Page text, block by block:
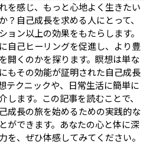
を感じ、もっと心地よく生きたい
？自己成長を求める人にとって、
ョン以上の効果をもたらします。
自己ヒーリングを促進し、より豊
開くのかを探ります。瞑想は単な
もその効能が証明された自己成長
テクニックや、日常生活に簡単に
ます。この記事を読むことで、
成長の旅を始めるための実践的な
ができます。あなたの心と体に深
を、ぜひ体感してみてください。